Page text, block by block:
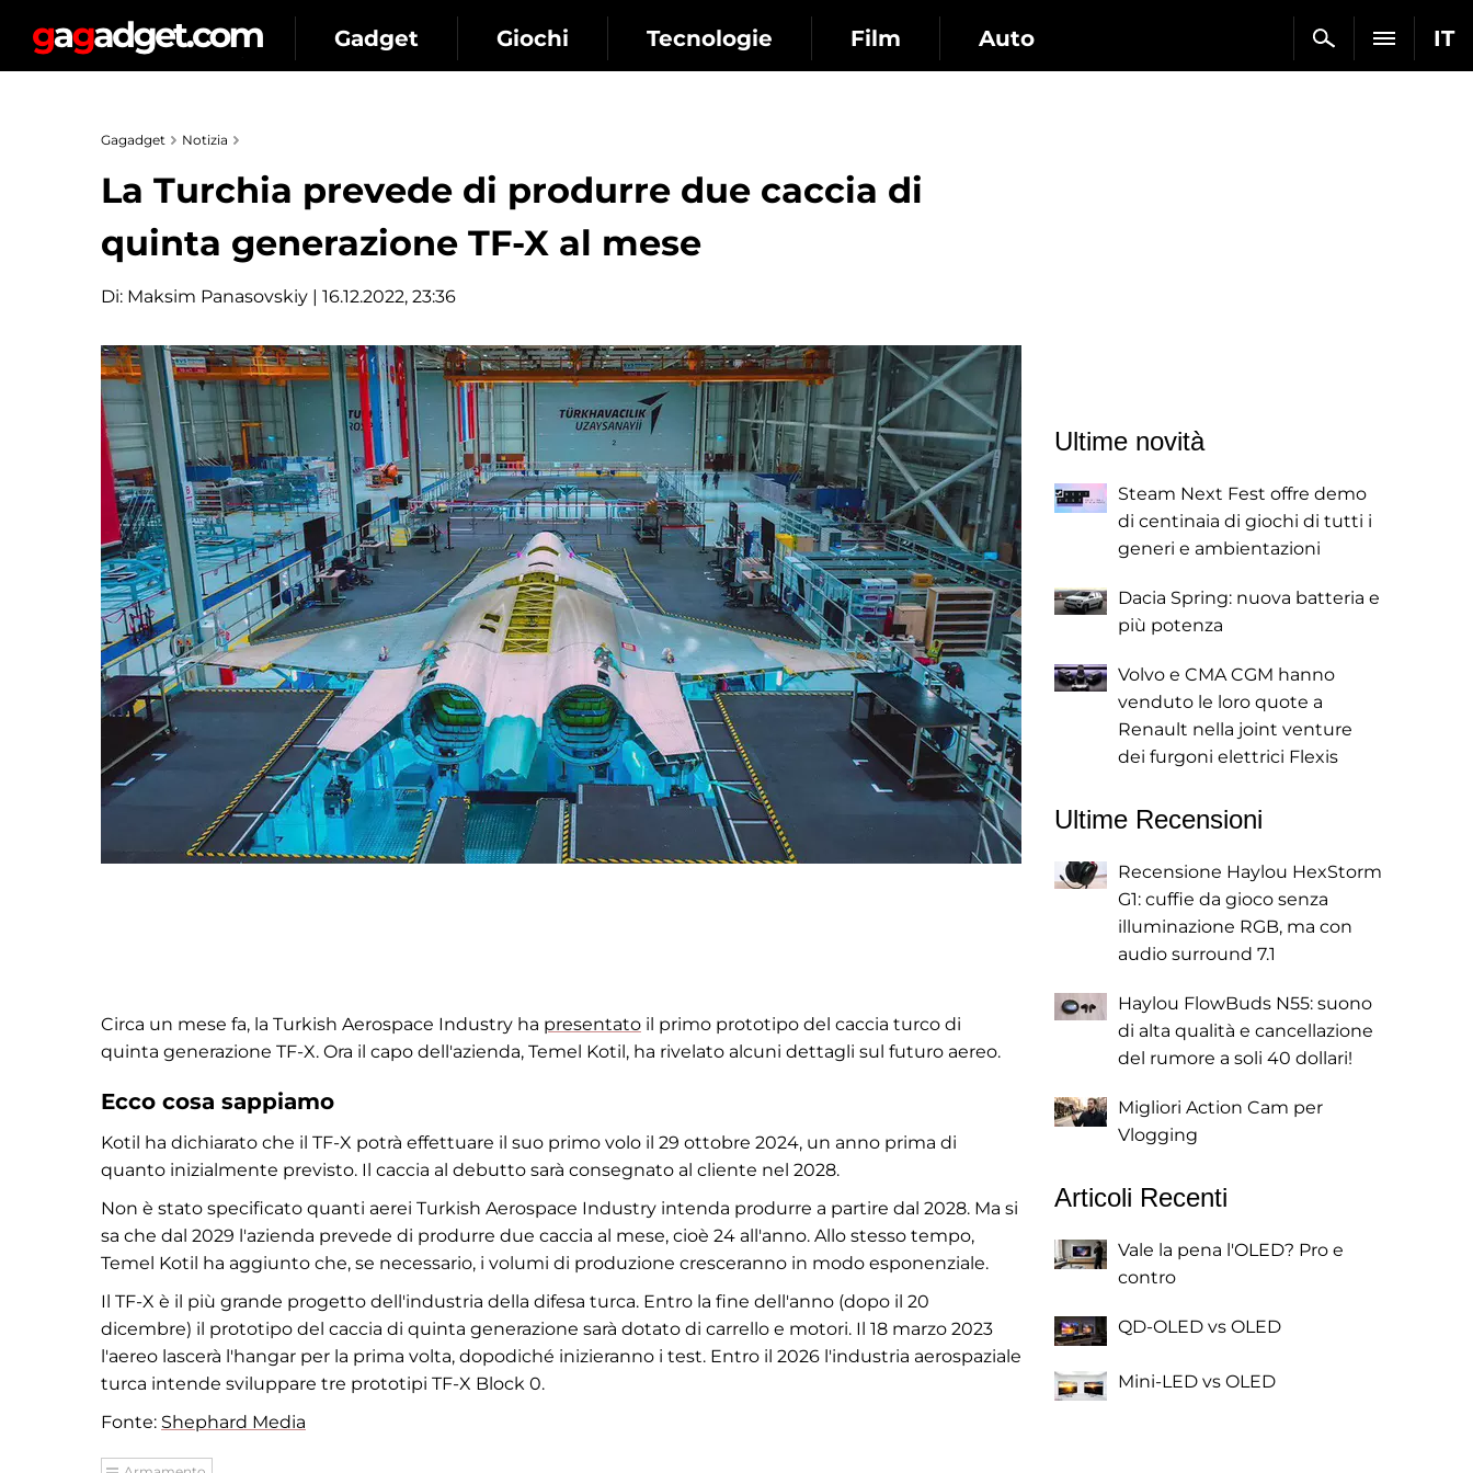
IT
Gadget Giochi Tecnologie Film Auto
Gagadget Notizia
La Turchia prevede di produrre due caccia di
quinta generazione TF-X al mese
Di: Maksim Panasovskiy | 16.12.2022, 23:36
Circa un mese fa, la Turkish Aerospace Industry ha presentato il primo prototipo del caccia turco di
quinta generazione TF-X. Ora il capo dell'azienda, Temel Kotil, ha rivelato alcuni dettagli sul futuro aereo.
Ecco cosa sappiamo
Kotil ha dichiarato che il TF-X potrà effettuare il suo primo volo il 29 ottobre 2024, un anno prima di
quanto inizialmente previsto. Il caccia al debutto sarà consegnato al cliente nel 2028.
Non è stato specificato quanti aerei Turkish Aerospace Industry intenda produrre a partire dal 2028. Ma si
sa che dal 2029 l'azienda prevede di produrre due caccia al mese, cioè 24 all'anno. Allo stesso tempo,
Temel Kotil ha aggiunto che, se necessario, i volumi di produzione cresceranno in modo esponenziale.
Il TF-X è il più grande progetto dell'industria della difesa turca. Entro la fine dell'anno (dopo il 20
dicembre) il prototipo del caccia di quinta generazione sarà dotato di carrello e motori. Il 18 marzo 2023
l'aereo lascerà l'hangar per la prima volta, dopodiché inizieranno i test. Entro il 2026 l'industria aerospaziale
turca intende sviluppare tre prototipi TF-X Block 0.
Fonte: Shephard Media
Ultime novità
Steam Next Fest offre demo
di centinaia di giochi di tutti i
generi e ambientazioni
Dacia Spring: nuova batteria e
più potenza
Volvo e CMA CGM hanno
venduto le loro quote a
Renault nella joint venture
dei furgoni elettrici Flexis
Ultime Recensioni
Recensione Haylou HexStorm
G1: cuffie da gioco senza
illuminazione RGB, ma con
audio surround 7.1
Haylou FlowBuds N55: suono
di alta qualità e cancellazione
del rumore a soli 40 dollari!
Migliori Action Cam per
Vlogging
Articoli Recenti
Vale la pena l'OLED? Pro e
contro
QD-OLED vs OLED
Mini-LED vs OLED